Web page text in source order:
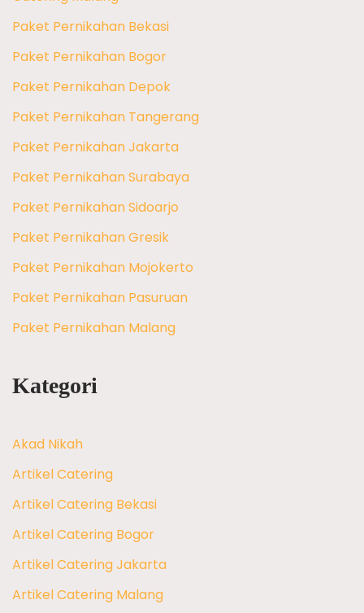
Paket Pernikahan Bekasi
Paket Pernikahan Bogor
Paket Pernikahan Depok
Paket Pernikahan Tangerang
Paket Pernikahan Jakarta
Paket Pernikahan Surabaya
Paket Pernikahan Sidoarjo
Paket Pernikahan Gresik
Paket Pernikahan Mojokerto
Paket Pernikahan Pasuruan
Paket Pernikahan Malang
Kategori
Akad Nikah
Artikel Catering
Artikel Catering Bekasi
Artikel Catering Bogor
Artikel Catering Jakarta
Artikel Catering Malang